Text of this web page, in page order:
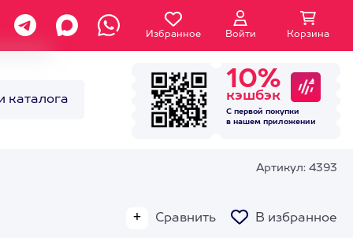
Избранное Войти Корзина
каталога
10%
кэшбэк
С первой покупки
в нашем приложении
Артикул: 4393
Сравнить В избранное